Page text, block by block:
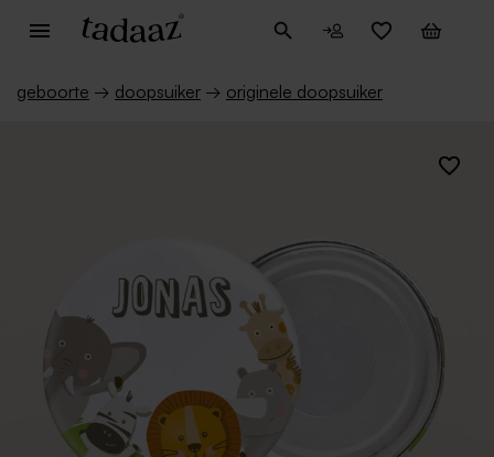
geboorte → doopsuiker → originele doopsuiker